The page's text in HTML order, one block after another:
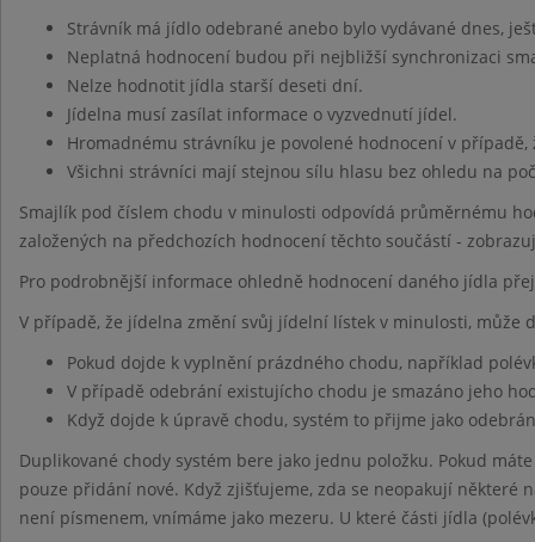
Strávník má jídlo odebrané anebo bylo vydávané dnes,
Neplatná hodnocení budou při nejbližší synchronizaci
Nelze hodnotit jídla starší deseti dní.
Jídelna musí zasílat informace o vyzvednutí jídel.
Hromadnému strávníku je povolené hodnocení v
Všichni strávníci mají stejnou sílu hlasu bez ohledu na
Smajlík pod číslem chodu v minulosti odpovídá průměrnému
založených na předchozích hodnocení těchto součástí -
Pro podrobnější informace ohledně hodnocení daného jídla
V případě, že jídelna změní svůj jídelní lístek v minulosti, může
Pokud dojde k vyplnění prázdného chodu, například
V případě odebrání existujícho chodu je smazáno jeho
Když dojde k úpravě chodu, systém to přijme jako
Duplikované chody systém bere jako jednu položku. Pokud
pouze přidání nové. Když zjišťujeme, zda se neopakují některé
není písmenem, vnímáme jako mezeru. U které části jídla